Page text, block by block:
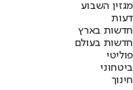
מגזין השבוע
דעות
חדשות בארץ
חדשות בעולם
פוליטי
ביטחוני
חינוך